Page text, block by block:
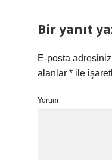
Bir yanıt
E-posta
alanlar * ile
Yorum